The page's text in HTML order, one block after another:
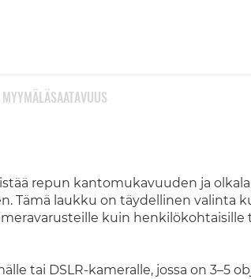
repun kantomukavuuden ja
Tämä laukku on täydellinen valinta
kuin henkilökohtaisille
tai DSLR-kameralle, jossa on 3–5
MYYMÄLÄSAATAVUUS